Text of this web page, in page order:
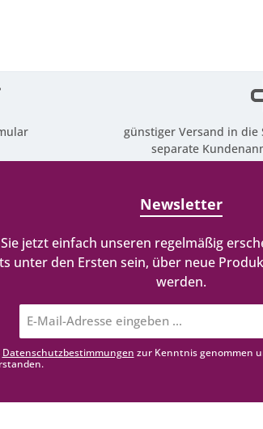
günstiger Versand in die
separate
Newsletter
jetzt einfach unseren regelmäßig
unter den Ersten sein, über neue
werden.
Mail-
Adresse*
Datenschutzbestimmungen zur Kenntnis genommen